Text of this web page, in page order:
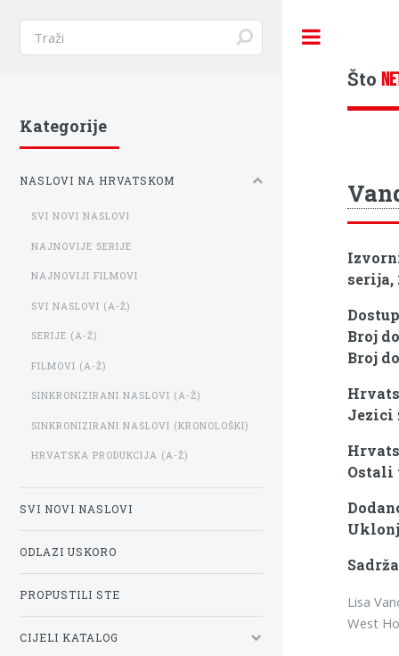
Što
serija,
Broj
Broj
Jezici
Lisa
West
Kategorije
NASLOVI NA HRVATSKOM
SVI NOVI NASLOVI
NAJNOVIJE SERIJE
NAJNOVIJI FILMOVI
SVI NASLOVI (A-Ž)
SERIJE (A-Ž)
FILMOVI (A-Ž)
SINKRONIZIRANI NASLOVI (A-Ž)
SINKRONIZIRANI NASLOVI (KRONOLOŠKI)
HRVATSKA PRODUKCIJA (A-Ž)
SVI NOVI NASLOVI
ODLAZI USKORO
PROPUSTILI STE
CIJELI KATALOG
Toggle